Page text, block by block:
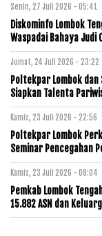
Senin, 27 Juli 2026 - 05:41
Diskominfo Lombok
Waspadai Bahaya Judi
Jumat, 24 Juli 2026 - 23:22
Poltekpar Lombok
Siapkan Talenta
Kamis, 23 Juli 2026 - 22:56
Poltekpar Lombok
Seminar Pencegahan
Kamis, 23 Juli 2026 - 08:04
Pemkab Lombok
15.882 ASN dan